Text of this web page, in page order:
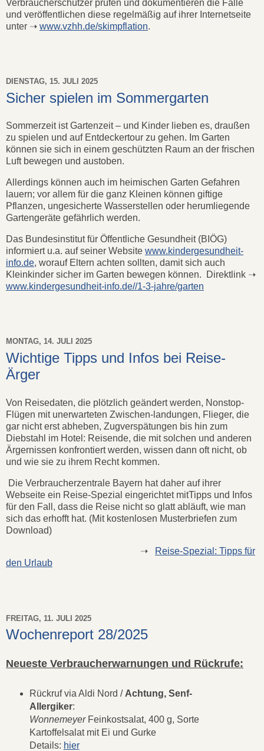
Verbraucherschützer prüfen und dokumentieren die Fälle
und veröffentlichen diese regelmäßig auf ihrer Internetseite
unter ➝ www.vzhh.de/skimpflation.
DIENSTAG, 15. JULI 2025
Sicher spielen im Sommergarten
Sommerzeit ist Gartenzeit – und Kinder lieben es, draußen
zu spielen und auf Entdeckertour zu gehen. Im Garten
können sie sich in einem geschützten Raum an der frischen
Luft bewegen und austoben.
Allerdings können auch im heimischen Garten Gefahren
lauern; vor allem für die ganz Kleinen können giftige
Pflanzen, ungesicherte Wasserstellen oder herumliegende
Gartengeräte gefährlich werden.
Das Bundesinstitut für Öffentliche Gesundheit (BIÖG)
informiert u.a. auf seiner Website www.kindergesundheit-
info.de, worauf Eltern achten sollten, damit sich auch
Kleinkinder sicher im Garten bewegen können. Direktlink ➝
www.kindergesundheit-info.de//1-3-jahre/garten
MONTAG, 14. JULI 2025
Wichtige Tipps und Infos bei Reise-
Ärger
Von Reisedaten, die plötzlich geändert werden, Nonstop-
Flügen mit unerwarteten Zwischen-landungen, Flieger, die
gar nicht erst abheben, Zugverspätungen bis hin zum
Diebstahl im Hotel: Reisende, die mit solchen und anderen
Ärgernissen konfrontiert werden, wissen dann oft nicht, ob
und wie sie zu ihrem Recht kommen.
Die Verbraucherzentrale Bayern hat daher auf ihrer
Webseite ein Reise-Spezial eingerichtet mitTipps und Infos
für den Fall, dass die Reise nicht so glatt abläuft, wie man
sich das erhofft hat. (Mit kostenlosen Musterbriefen zum
Download)
➝
Reise-Spezial: Tipps für
den Urlaub
FREITAG, 11. JULI 2025
Wochenreport 28/2025
Neueste Verbraucherwarnungen und Rückrufe:
Rückruf via Aldi Nord / Achtung, Senf-
Allergiker:
WonnemeyerFeinkostsalat, 400 g, Sorte
Kartoffelsalat mit Ei und Gurke
Details: hier